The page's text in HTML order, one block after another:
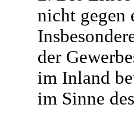
nicht gegen
der
im Inland
im Sinne